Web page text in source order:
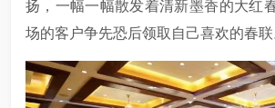
扬，一幅一幅散发着清新墨香的大红
场的客户争先恐后领取自己喜欢的春联